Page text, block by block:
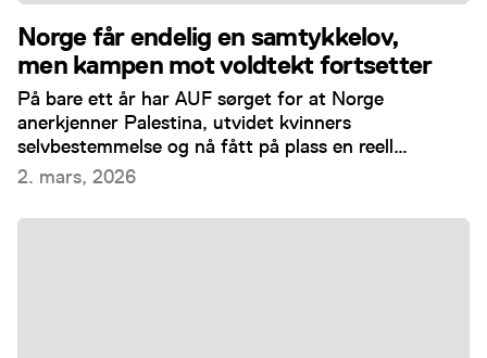
Norge får endelig en samtykkelov,
men kampen mot voldtekt fortsetter
På bare ett år har AUF sørget for at Norge
anerkjenner Palestina, utvidet kvinners
selvbestemmelse og nå fått på plass en reell
samtykkelov.
2. mars, 2026